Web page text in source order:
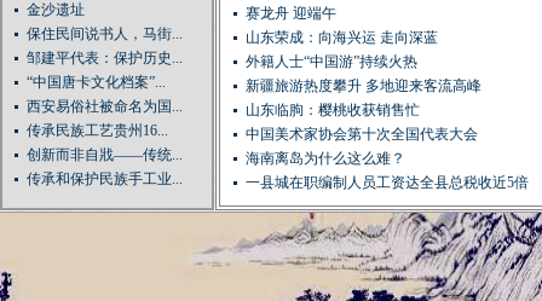
金沙遗址
保住民间说书人，马街...
邹建平代表：保护历史...
“中国唐卡文化档案”...
西安易俗社被命名为国...
传承民族工艺贵州16...
创新而非自戕——传统...
传承和保护民族手工业...
赛龙舟 迎端午
山东荣成：向海兴运 走向深蓝
外籍人士“中国游”持续火热
新疆旅游热度攀升 多地迎来客流高峰
山东临朐：樱桃收获销售忙
中国美术家协会第十次全国代表大会
海南离岛为什么这么难？
一县城在职编制人员工资达全县总税收近5倍